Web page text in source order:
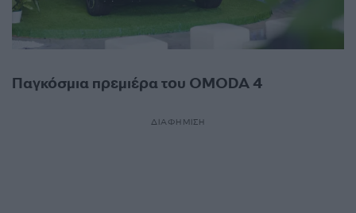
Παγκόσμια πρεμιέρα του OMODA 4
ΔΙΑΦΗΜΙΣΗ